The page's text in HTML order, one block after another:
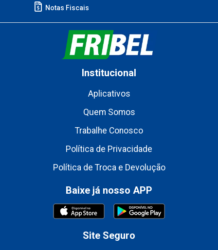
Notas Fiscais
Institucional
Aplicativos
Quem Somos
Trabalhe Conosco
Política de Privacidade
Política de Troca e Devolução
Baixe já nosso APP
Site Seguro